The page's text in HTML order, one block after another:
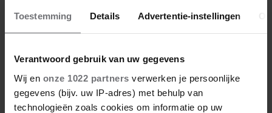
Toestemming Details Advertentie-instellingen
Verantwoord gebruik van uw gegevens
Wij en onze 1022 partners verwerken je persoonlijke
gegevens (bijv. uw IP-adres) met behulp van
technologieën zoals cookies om informatie op uw
ZOMERVAKANTIE IN OP
GELIEFD SCHOTS LANDGOED